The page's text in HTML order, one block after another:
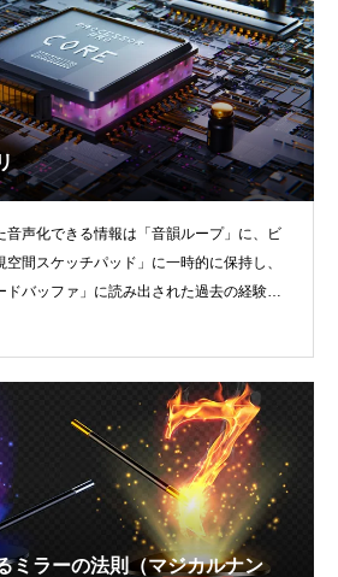
音声化できる情報は「音韻ループ」に、ビ
間スケッチパッド」に一時的に保持し、
ドバッファ」に読み出された過去の経験や
ミラーの法則（マジカルナン